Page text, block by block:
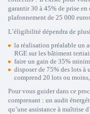
garantir 30 à 45% de prise
plafonnement de 25 000
L’éligibilité dépendra de
la réalisation préalable un
RGE sur les bâtiment
faire un gain de 35%
disposer de 75% des lots à
comprend 20 lots ou
Pour vous guider dans ce
comprenant : un audit
qu’une assistance à maîtrise